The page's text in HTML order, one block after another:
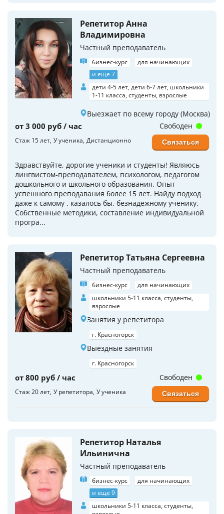
Репетитор Анна
Владимировна
Частный преподаватель
бизнес-курс
для начинающих
и еще 7
дети 4-5 лет, дети 6-7 лет, школьники
1-11 класса, студенты, взрослые
Выезжает по всему городу (Москва)
от 3 000 руб / час
Стаж 15 лет У ученика Дистанционно
Здравствуйте, дорогие ученики и студенты! Являюсь
лингвистом-преподавателем, психологом, педагогом
дошкольного и школьного образования. Опыт
успешного преподавания более 15 лет. Найду подход
даже к самому , казалось бы, безнадежному ученику.
Собственные методики, составление индивидуальной
програ...
Свободен
Связаться
Репетитор Татьяна Сергеевна
Частный преподаватель
бизнес-курс
для начинающих
школьники 5-11 класса, студенты,
взрослые
Занятия у репетитора
г. Красногорск
Выездные занятия
г. Красногорск
от 800 руб / час
Стаж 20 лет У репетитора У ученика
Свободен
Связаться
Репетитор Наталья
Ильинична
Частный преподаватель
бизнес-курс
для начинающих
и еще 9
школьники 5-11 класса, студенты,